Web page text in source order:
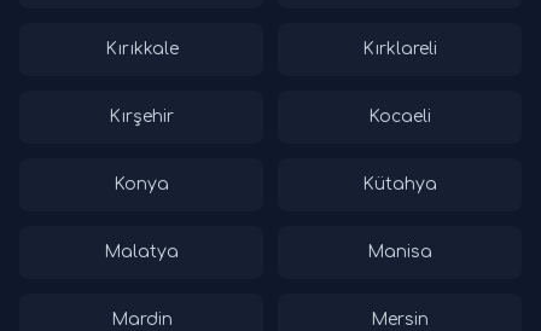
Kırıkkale Kırklareli
Kırşehir Kocaeli
Konya Kütahya
Malatya Manisa
Mardin Mersin